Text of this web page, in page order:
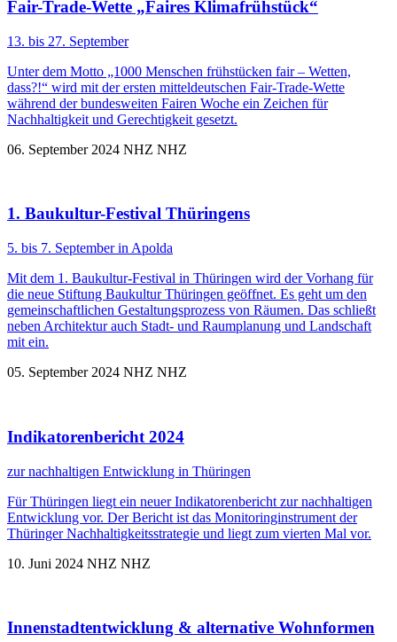
Fair-Trade-Wette „Faires Klimafrühstück“
13. bis 27. September
Unter dem Motto „1000 Menschen frühstücken fair – Wetten,
dass?!“ wird mit der ersten mitteldeutschen Fair-Trade-Wette
während der bundesweiten Fairen Woche ein Zeichen für
Nachhaltigkeit und Gerechtigkeit gesetzt.
06. September 2024 NHZ NHZ
1. Baukultur-Festival Thüringens
5. bis 7. September in Apolda
Mit dem 1. Baukultur-Festival in Thüringen wird der Vorhang für
die neue Stiftung Baukultur Thüringen geöffnet. Es geht um den
gemeinschaftlichen Gestaltungsprozess von Räumen. Das schließt
neben Architektur auch Stadt- und Raumplanung und Landschaft
mit ein.
05. September 2024 NHZ NHZ
Indikatorenbericht 2024
zur nachhaltigen Entwicklung in Thüringen
Für Thüringen liegt ein neuer Indikatorenbericht zur nachhaltigen
Entwicklung vor. Der Bericht ist das Monitoringinstrument der
Thüringer Nachhaltigkeitsstrategie und liegt zum vierten Mal vor.
10. Juni 2024 NHZ NHZ
Innenstadtentwicklung & alternative Wohnformen